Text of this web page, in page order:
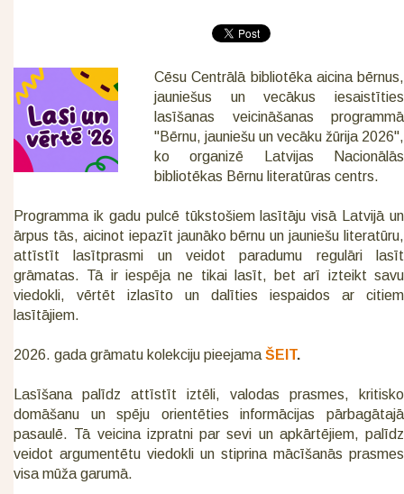
Cēsu Centrālā bibliotēka aicina bērnus,
jauniešus un vecākus iesaistīties
lasīšanas veicināšanas programmā
"Bērnu, jauniešu un vecāku žūrija 2026",
ko organizē Latvijas Nacionālās
bibliotēkas Bērnu literatūras centrs.
Programma ik gadu pulcē tūkstošiem lasītāju visā Latvijā un
ārpus tās, aicinot iepazīt jaunāko bērnu un jauniešu literatūru,
attīstīt lasītprasmi un veidot paradumu regulāri lasīt
grāmatas. Tā ir iespēja ne tikai lasīt, bet arī izteikt savu
viedokli, vērtēt izlasīto un dalīties iespaidos ar citiem
lasītājiem.
2026. gada grāmatu kolekciju pieejama ŠEIT.
Lasīšana palīdz attīstīt iztēli, valodas prasmes, kritisko
domāšanu un spēju orientēties informācijas pārbagātajā
pasaulē. Tā veicina izpratni par sevi un apkārtējiem, palīdz
veidot argumentētu viedokli un stiprina mācīšanās prasmes
visa mūža garumā.